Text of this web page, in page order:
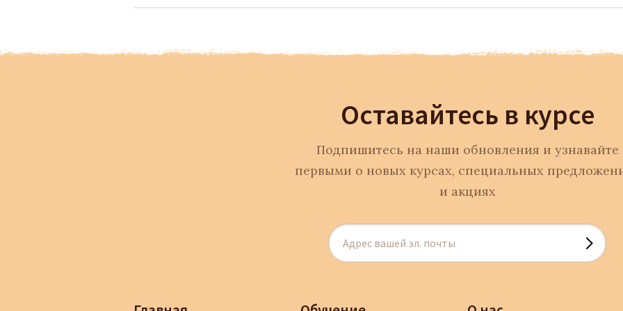
Оставайтесь в курсе
Подпишитесь на наши обновления и узнавайте
первыми о новых курсах, специальных
и акциях